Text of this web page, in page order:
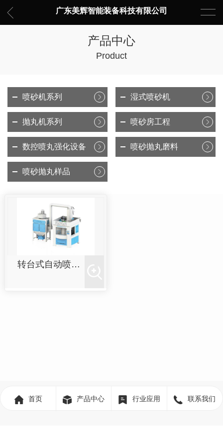
广东美辉智能装备科技有限公司
产品中心
Product
喷砂机系列 湿式喷砂机
抛丸机系列 喷砂房工程
数控喷丸强化设备 喷砂抛丸磨料
喷砂抛丸样品
转台式自动喷砂机
首页 产品中心 行业应用 联系我们